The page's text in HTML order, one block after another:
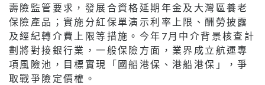
壽險監管要求，發展合資格延期年金及大灣區養老
保險產品；實施分紅保單演示利率上限、酬勞披露
及經紀轉介費上限等措施。今年7月中介背景核查計
劃將對接銀行業，一般保險方面，業界成立航運專
項風險池，目標實現「國船港保、港船港保」，爭
取戰爭險定價權。